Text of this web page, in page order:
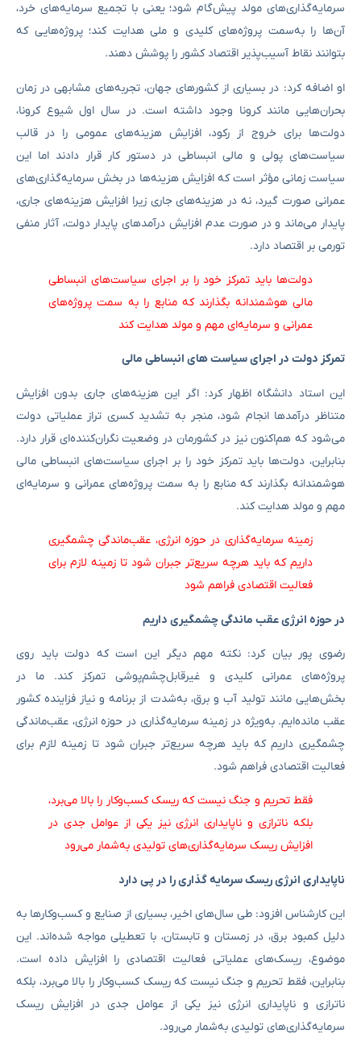
سرمایه‌گذاری‌های مولد پیش‌گام شود؛ یعنی با تجمیع سرمایه‌های خرد،
آن‌ها را به‌سمت پروژه‌های کلیدی و ملی هدایت کند؛ پروژه‌هایی که
بتوانند نقاط آسیب‌پذیر اقتصاد کشور را پوشش دهند.
او اضافه کرد: در بسیاری از کشورهای جهان، تجربه‌های مشابهی در زمان
بحران‌هایی مانند کرونا وجود داشته است. در سال اول شیوع کرونا،
دولت‌ها برای خروج از رکود، افزایش هزینه‌های عمومی را در قالب
سیاست‌های پولی و مالی انبساطی در دستور کار قرار دادند اما این
سیاست زمانی مؤثر است که افزایش هزینه‌ها در بخش سرمایه‌گذاری‌های
عمرانی صورت گیرد، نه در هزینه‌های جاری زیرا افزایش هزینه‌های جاری،
پایدار می‌ماند و در صورت عدم افزایش درآمدهای پایدار دولت، آثار منفی
تورمی بر اقتصاد دارد.
دولت‌ها باید تمرکز خود را بر اجرای سیاست‌های انبساطی
مالی هوشمندانه بگذارند که منابع را به سمت پروژه‌های
عمرانی و سرمایه‌ای مهم و مولد هدایت کند
تمرکز دولت در اجرای سیاست های انبساطی مالی
این استاد دانشگاه اظهار کرد: اگر این هزینه‌های جاری بدون افزایش
متناظر درآمدها انجام شود، منجر به تشدید کسری تراز عملیاتی دولت
می‌شود که هم‌اکنون نیز در کشورمان در وضعیت نگران‌کننده‌ای قرار دارد.
بنابراین، دولت‌ها باید تمرکز خود را بر اجرای سیاست‌های انبساطی مالی
هوشمندانه بگذارند که منابع را به سمت پروژه‌های عمرانی و سرمایه‌ای
مهم و مولد هدایت کند.
زمینه سرمایه‌گذاری در حوزه انرژی، عقب‌ماندگی چشمگیری
داریم که باید هرچه سریع‌تر جبران شود تا زمینه لازم برای
فعالیت اقتصادی فراهم شود
در حوزه انرژی عقب ماندگی چشمگیری داریم
رضوی پور بیان کرد: نکته مهم دیگر این است که دولت باید روی
پروژه‌های عمرانی کلیدی و غیرقابل‌چشم‌پوشی تمرکز کند. ما در
بخش‌هایی مانند تولید آب و برق، به‌شدت از برنامه و نیاز فزاینده کشور
عقب مانده‌ایم. به‌ویژه در زمینه سرمایه‌گذاری در حوزه انرژی، عقب‌ماندگی
چشمگیری داریم که باید هرچه سریع‌تر جبران شود تا زمینه لازم برای
فعالیت اقتصادی فراهم شود.
فقط تحریم و جنگ نیست که ریسک کسب‌وکار را بالا می‌برد،
بلکه ناترازی و ناپایداری انرژی نیز یکی از عوامل جدی در
افزایش ریسک سرمایه‌گذاری‌های تولیدی به‌شمار می‌رود
ناپایداری انرژی ریسک سرمایه گذاری را در پی دارد
این کارشناس افزود: طی سال‌های اخیر، بسیاری از صنایع و کسب‌وکارها به
دلیل کمبود برق، در زمستان و تابستان، با تعطیلی مواجه شده‌اند. این
موضوع، ریسک‌های عملیاتی فعالیت اقتصادی را افزایش داده است.
بنابراین، فقط تحریم و جنگ نیست که ریسک کسب‌وکار را بالا می‌برد، بلکه
ناترازی و ناپایداری انرژی نیز یکی از عوامل جدی در افزایش ریسک
سرمایه‌گذاری‌های تولیدی به‌شمار می‌رود.